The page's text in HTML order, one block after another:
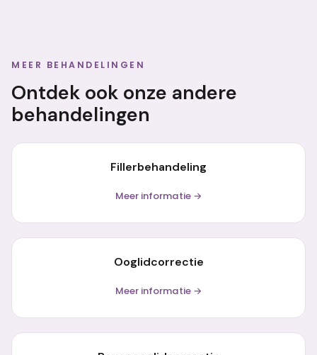
MEER BEHANDELINGEN
Ontdek ook onze andere
behandelingen
Fillerbehandeling
Meer informatie →
Ooglidcorrectie
Meer informatie →